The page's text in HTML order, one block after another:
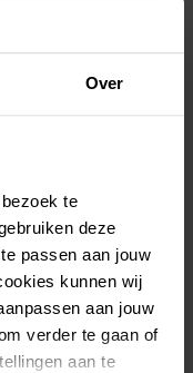
Over
te
deze
passen aan jouw
kunnen wij
aan jouw
verder te gaan of
aan te
résistant que le
T. Longueur
de terrassement